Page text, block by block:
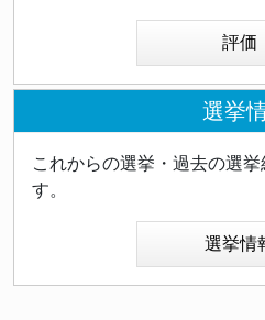
評価
選挙
これからの選挙・過去の選
す。
選挙情